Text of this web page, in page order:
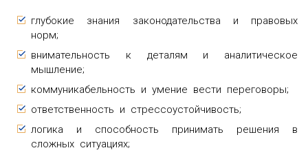
глубокие знания законодательства и правовых
норм;
внимательность к деталям и аналитическое
мышление;
коммуникабельность и умение вести переговоры;
ответственность и стрессоустойчивость;
логика и способность принимать решения в
сложных ситуациях;